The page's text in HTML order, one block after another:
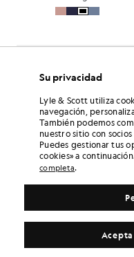
Su privacidad
Lyle & Scott utiliza
navegación,
También podemos
nuestro sitio con
Puedes gestionar tus
cookies» a
completa.